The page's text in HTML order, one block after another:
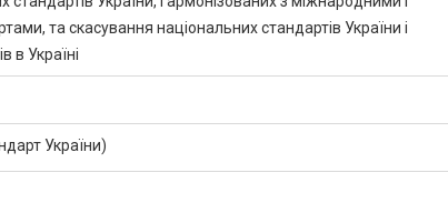
та скасування національних стандартів України і
в Україні
України)